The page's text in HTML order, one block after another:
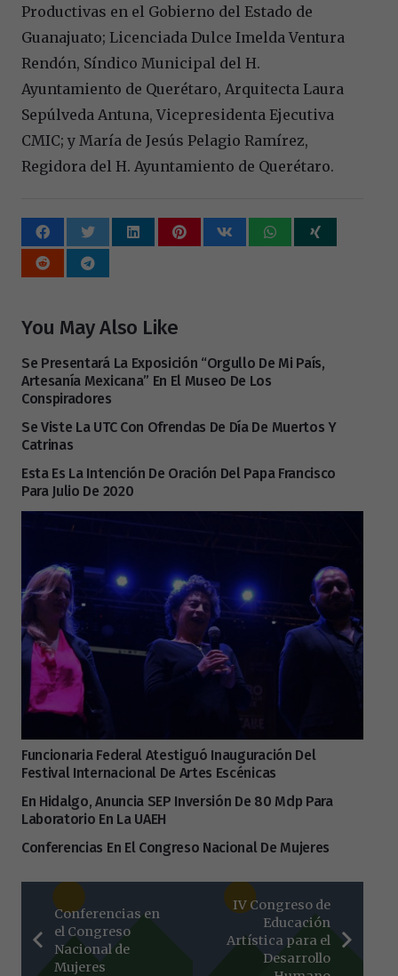
Productivas en el Gobierno del Estado de
Guanajuato; Licenciada Dulce Imelda Ventura
Rendón, Síndico Municipal del H.
Ayuntamiento de Querétaro, Arquitecta Laura
Sepúlveda Antuna, Vicepresidenta Ejecutiva
CMIC; y María de Jesús Pelagio Ramírez,
Regidora del H. Ayuntamiento de Querétaro.
You May Also Like
Se Presentará La Exposición “Orgullo De Mi País,
Artesanía Mexicana” En El Museo De Los
Conspiradores
Se Viste La UTC Con Ofrendas De Día De Muertos Y
Catrinas
Esta Es La Intención De Oración Del Papa Francisco
Para Julio De 2020
Funcionaria Federal Atestiguó Inauguración Del
Festival Internacional De Artes Escénicas
En Hidalgo, Anuncia SEP Inversión De 80 Mdp Para
Laboratorio En La UAEH
Conferencias En El Congreso Nacional De Mujeres
Conferencias en
el Congreso
Nacional de
Mujeres
IV Congreso de
Educación
Artística para el
Desarrollo